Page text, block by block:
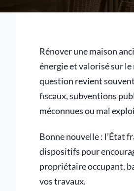
Rénover une maison
énergie et valorisé sur
question revient
fiscaux, subventions
méconnues ou mal
Bonne nouvelle : l’État
dispositifs pour
propriétaire occupant,
vos travaux.